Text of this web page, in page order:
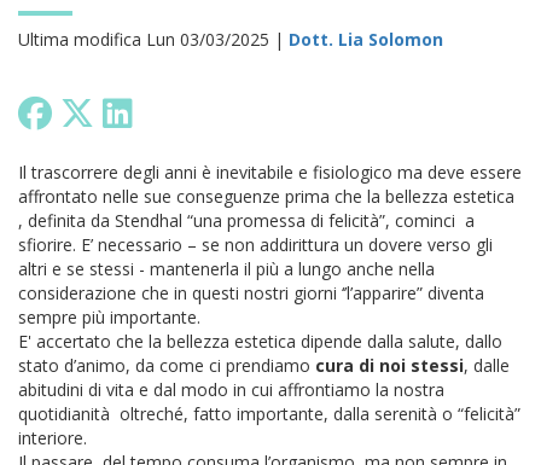
Ultima modifica Lun 03/03/2025 | Dott. Lia Solomon
Il trascorrere degli anni è inevitabile e fisiologico ma deve essere
affrontato nelle sue conseguenze prima che la bellezza estetica
, definita da Stendhal “una promessa di felicità”, cominci a
sfiorire. E’ necessario – se non addirittura un dovere verso gli
altri e se stessi - mantenerla il più a lungo anche nella
considerazione che in questi nostri giorni ‘’l’apparire” diventa
sempre più importante.
E' accertato che la bellezza estetica dipende dalla salute, dallo
stato d’animo, da come ci prendiamo cura di noi stessi, dalle
abitudini di vita e dal modo in cui affrontiamo la nostra
quotidianità oltreché, fatto importante, dalla serenità o “felicità”
interiore.